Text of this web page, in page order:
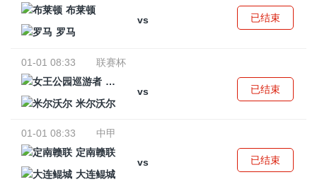
布莱顿
vs
罗马
已结束
01-01 08:33
联赛杯
女王公园巡游者
vs
米尔沃尔
已结束
01-01 08:33
中甲
定南赣联
vs
大连鲲城
已结束